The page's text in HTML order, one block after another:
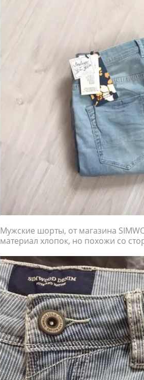
Мужские шорты, от магазина
материал хлопок, но похожи со